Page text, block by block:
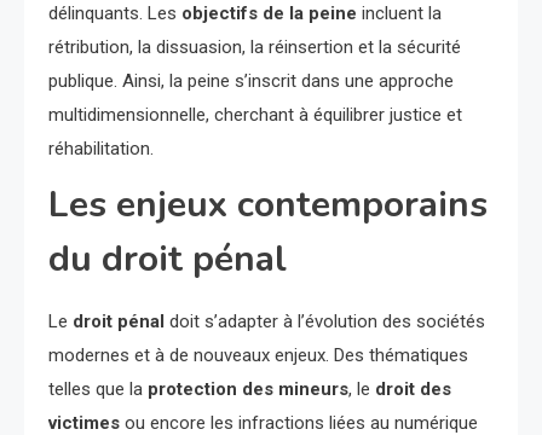
délinquants. Les objectifs de la peine incluent la
rétribution, la dissuasion, la réinsertion et la sécurité
publique. Ainsi, la peine s’inscrit dans une approche
multidimensionnelle, cherchant à équilibrer justice et
réhabilitation.
Les enjeux contemporains
du droit pénal
Le droit pénal doit s’adapter à l’évolution des sociétés
modernes et à de nouveaux enjeux. Des thématiques
telles que la protection des mineurs, le droit des
victimes ou encore les infractions liées au numérique